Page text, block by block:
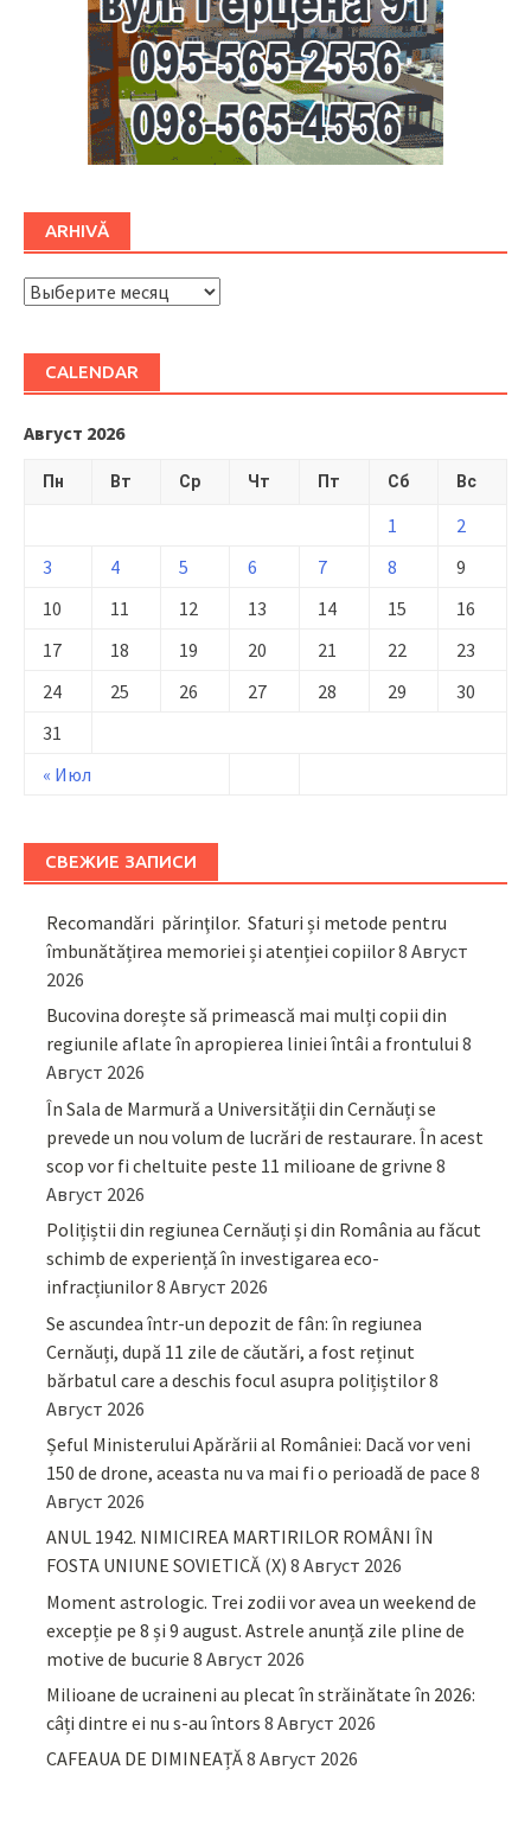
ARHIVĂ
ARHIVĂ
CALENDAR
Август 2026
Пн Вт Ср Чт Пт Сб Вс
« Июл
1
2
3
4 5 6 7 8
9
10
11 12 13 14 15
16
17
18 19 20 21 22
23
24
25 26 27 28 29
30
31
СВЕЖИЕ ЗАПИСИ
Recomandări părinţilor. Sfaturi și metode pentru
îmbunătățirea memoriei și atenției copiilor8 Август
2026
Bucovina dorește să primească mai mulți copii din
regiunile aflate în apropierea liniei întâi a frontului 8
Август 2026
În Sala de Marmură a Universității din Cernăuți se
prevede un nou volum de lucrări de restaurare. În acest
scop vor fi cheltuite peste 11 milioane de grivne 8
Август 2026
Polițiștii din regiunea Cernăuți și din România au făcut
schimb de experiență în investigarea eco-
infracțiunilor8 Август 2026
Se ascundea într-un depozit de fân: în regiunea
Cernăuți, după 11 zile de căutări, a fost reținut
bărbatul care a deschis focul asupra polițiștilor8
Август 2026
Șeful Ministerului Apărării al României: Dacă vor veni
150 de drone, aceasta nu va mai fi o perioadă de pace 8
Август 2026
ANUL 1942. NIMICIREA MARTIRILOR ROMÂNI ÎN
FOSTA UNIUNE SOVIETICĂ (X) 8 Август 2026
Moment astrologic. Trei zodii vor avea un weekend de
excepție pe 8 și 9 august. Astrele anunță zile pline de
motive de bucurie 8 Август 2026
Milioane de ucraineni au plecat în străinătate în 2026:
câți dintre ei nu s-au întors 8 Август 2026
CAFEAUA DE DIMINEAȚĂ8 Август 2026